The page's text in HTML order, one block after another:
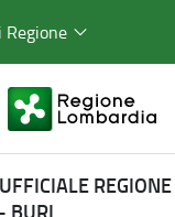
REGIONE